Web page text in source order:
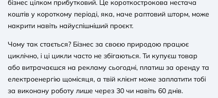
бізнес цілком прибутковий. Це короткострокова нестача
коштів у короткому періоді, яка, наче раптовий шторм, може
накрити навіть найуспішніший проєкт.
Чому так стається? Бізнес за своєю природою працює
циклічно, і ці цикли часто не збігаються. Ти купуєш товар
або витрачаєшся на рекламу сьогодні, платиш за оренду та
електроенергію щомісяця, а твій клієнт може заплатити тобі
за виконану роботу лише через 30 чи навіть 60 днів.